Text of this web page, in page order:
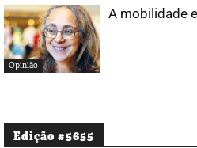
Opinião
A mobilidade
Edição #5655